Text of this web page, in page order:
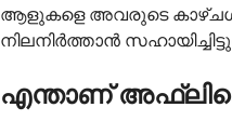
ആളുകളെ അവരുടെ
നിലനിർത്താൻ
എന്താണ്